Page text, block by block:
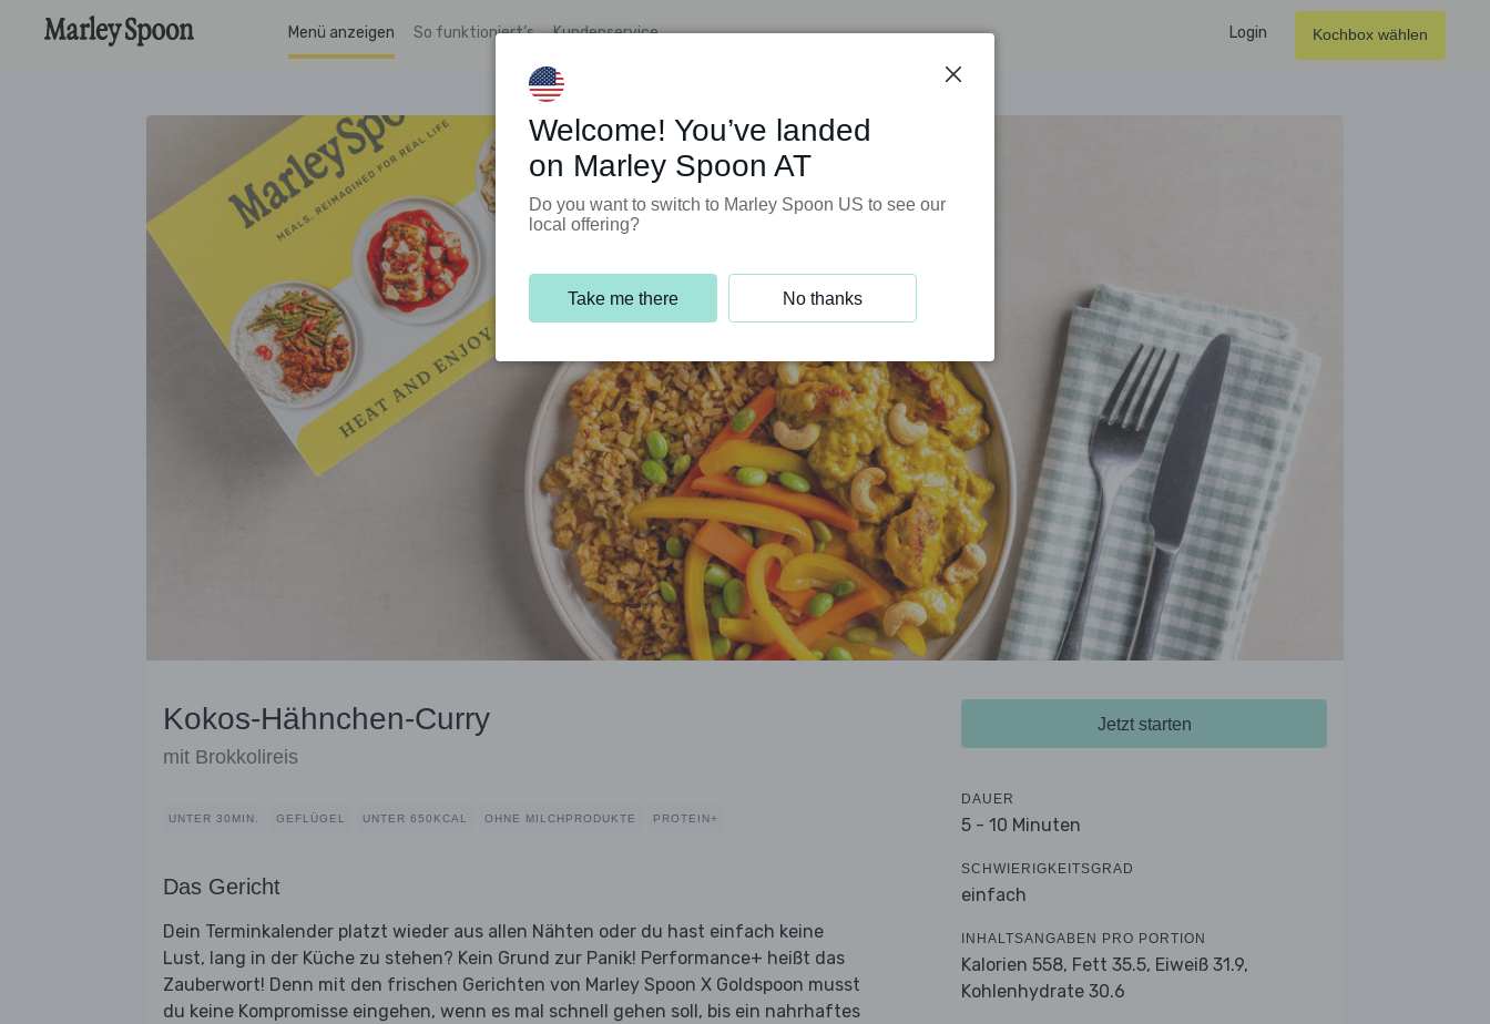
Menü anzeigen So funktioniert’s Kundenservice Login Kochbox wählen
Kokos-Hähnchen-Curry
mit Brokkolireis
UNTER 30MIN. GEFLÜGEL UNTER 650KCAL OHNE MILCHPRODUKTE PROTEIN+
Das Gericht
Dein Terminkalender platzt wieder aus allen Nähten oder du hast einfach keine
Lust, lang in der Küche zu stehen? Kein Grund zur Panik! Performance+ heißt das
Zauberwort! Denn mit den frischen Gerichten von Marley Spoon X Goldspoon musst
du keine Kompromisse eingehen, wenn es mal schnell gehen soll, bis ein nahrhaftes
Jetzt starten
DAUER
5 - 10 Minuten
SCHWIERIGKEITSGRAD
einfach
INHALTSANGABEN PRO PORTION
Kalorien 558, Fett 35.5, Eiweiß 31.9,
Kohlenhydrate 30.6
Welcome! You’ve landed
on Marley Spoon AT
Do you want to switch to Marley Spoon US to see our
local offering?
Take me there No thanks